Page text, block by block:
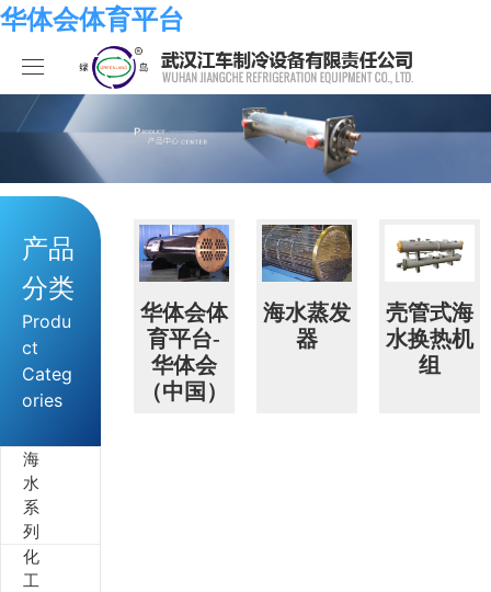
华体会体育平台
华体会体育平台
产品中心
化工系列
空调系列
关于我们
华体会体育平台
荣誉资质
华体会体育平台
华体会体育平台
产品
分类
Produ
ct
Categ
ories
海
水
系
列
化
工
华体会体
育平台-
华体会
（中国）
海水蒸发
器
壳管式海
水换热机
组